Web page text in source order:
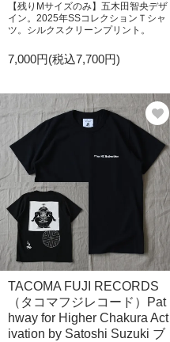
【残りMサイズのみ】五木田智央デザ
イン。2025年SSコレクションＴシャ
ツ。シルクスクリーンプリント。
7,000円(税込7,700円)
TACOMA FUJI RECORDS
（タコマフジレコード）Pat
hway for Higher Chakura Act
ivation by Satoshi Suzuki ブ